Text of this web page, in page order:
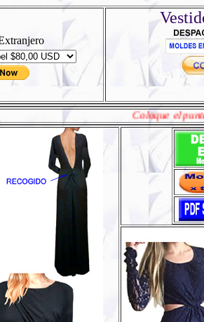
Coloque el puntero del mouse